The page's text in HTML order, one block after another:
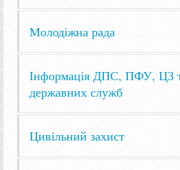
Молодіжна рада
Інформація ДПС, ПФУ, ЦЗ
державних служб
Цивільний захист